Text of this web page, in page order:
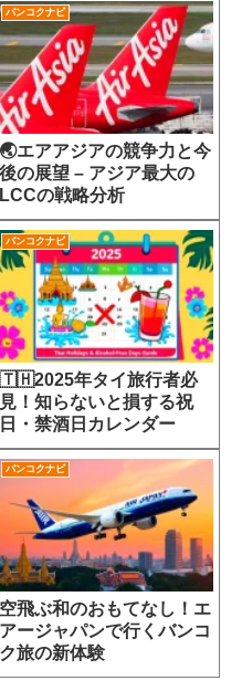
バンコクナビ
🌏エアアジアの競争力と今
後の展望 – アジア最大の
LCCの戦略分析
バンコクナビ
🇹🇭2025年タイ旅行者必
見！知らないと損する祝
日・禁酒日カレンダー
バンコクナビ
空飛ぶ和のおもてなし！エ
アージャパンで行くバンコ
ク旅の新体験